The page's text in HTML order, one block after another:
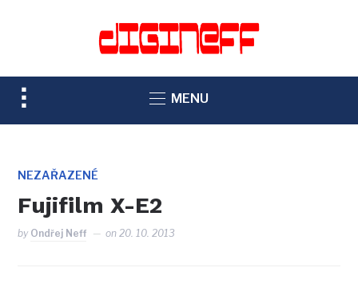
TOGGLE
SIDEBAR
NAVIGATION
MENU
NEZAŘAZENÉ
Fujifilm X-E2
by Ondřej Neff on20. 10. 2013